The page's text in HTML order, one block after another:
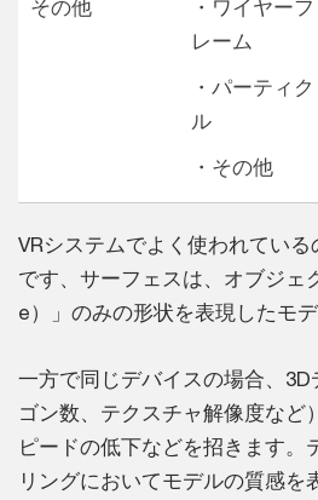
その他
・ワイヤーフ
レーム
・パーティク
ル
・その他
VRシステムでよく使われてい
です、サーフェスは、オブジェ
e）」のみの形状を表現したモデ
一方で同じデバイスの場合、3D
ゴン数、テクスチャ解像度など
ピードの低下などを招きます。
リングにおいてモデルの質感を